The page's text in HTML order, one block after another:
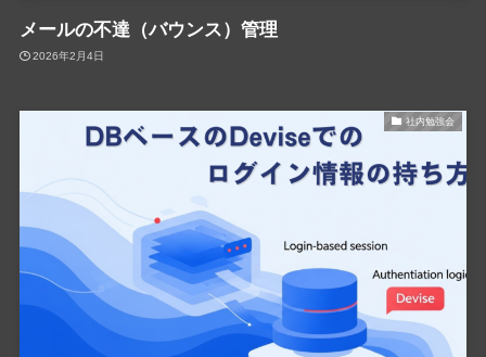
メールの不達（バウンス）管理
2026年2月4日
社内勉強会